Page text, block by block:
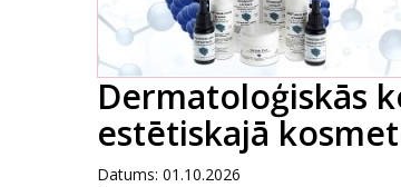
Dermatoloģiskās
estētiskajā
Datums: 01.10.2026